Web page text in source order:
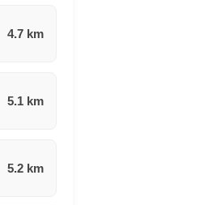
4.7 km
5.1 km
5.2 km